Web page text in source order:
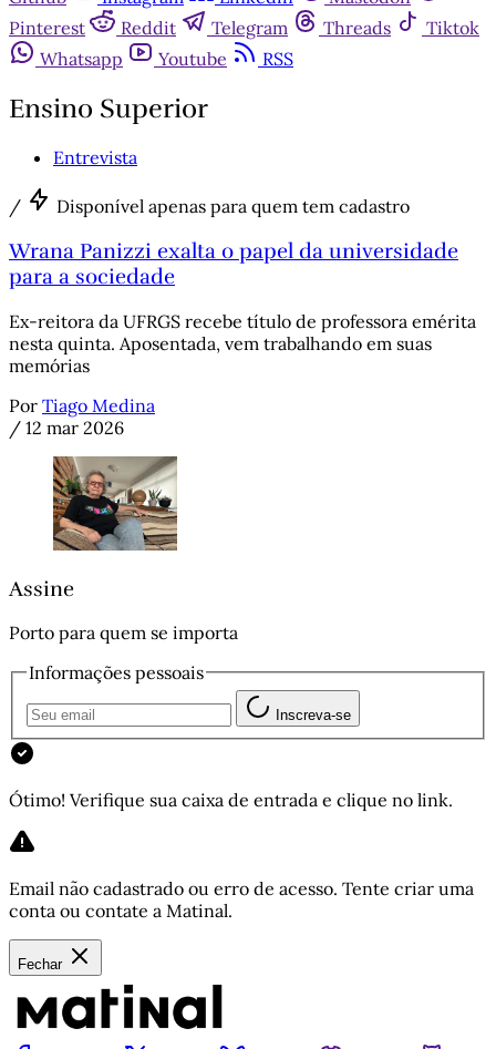
Pinterest
Reddit Telegram Threads
Tiktok
Whatsapp
Youtube RSS
Ensino Superior
Entrevista
/ Disponível apenas para quem tem cadastro
Wrana Panizzi exalta o papel da universidade
para a sociedade
Ex-reitora da UFRGS recebe título de professora emérita
nesta quinta. Aposentada, vem trabalhando em suas
memórias
Por Tiago Medina
/ 12 mar 2026
Assine
Porto para quem se importa
Informações pessoais
Inscreva-se
Ótimo! Verifique sua caixa de entrada e clique no link.
Email não cadastrado ou erro de acesso. Tente criar uma
conta ou contate a Matinal.
Fechar